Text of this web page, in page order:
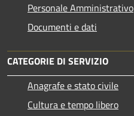
Personale Amministrativo
Documenti e dati
CATEGORIE DI SERVIZIO
Anagrafe e stato civile
Cultura e tempo libero